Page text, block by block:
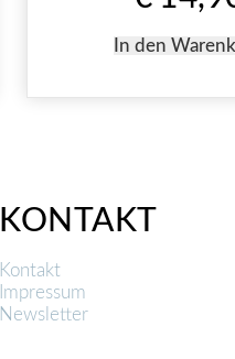
In den
KONTAKT
Kontakt
Impressum
Newsletter